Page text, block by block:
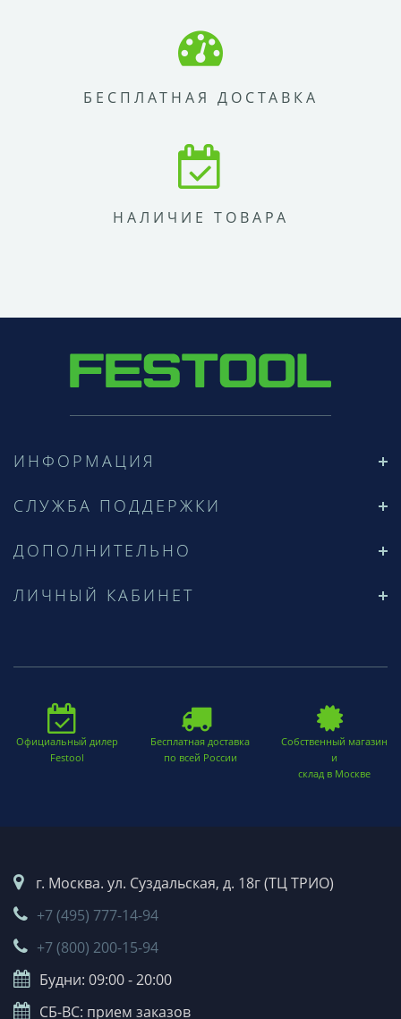
БЕСПЛАТНАЯ ДОСТАВКА
НАЛИЧИЕ ТОВАРА
ИНФОРМАЦИЯ
СЛУЖБА ПОДДЕРЖКИ
ДОПОЛНИТЕЛЬНО
ЛИЧНЫЙ КАБИНЕТ
Официальный дилер
Festool
Бесплатная доставка
по всей России
Собственный магазин
и
склад в Москве
г. Москва. ул. Суздальская, д. 18г (ТЦ ТРИО)
+7 (495) 777-14-94
+7 (800) 200-15-94
Будни: 09:00 - 20:00
СБ-ВС: прием заказов